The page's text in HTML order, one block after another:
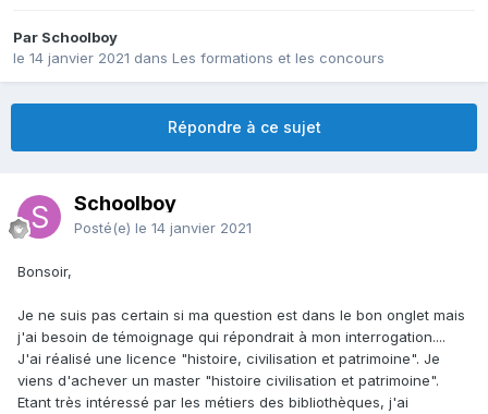
Par Schoolboy
le 14 janvier 2021 dans Les formations et les concours
Répondre à ce sujet
Schoolboy
Posté(e) le 14 janvier 2021
Bonsoir,
Je ne suis pas certain si ma question est dans le bon onglet mais
j'ai besoin de témoignage qui répondrait à mon interrogation....
J'ai réalisé une licence "histoire, civilisation et patrimoine". Je
viens d'achever un master "histoire civilisation et patrimoine".
Etant très intéressé par les métiers des bibliothèques, j'ai